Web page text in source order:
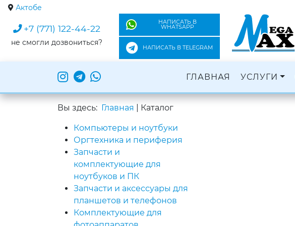
Актобе
+7 (771) 122-44-22
не смогли дозвониться?
НАПИСАТЬ В
WHATSAPP
НАПИСАТЬ В TELEGRAM
ГЛАВНАЯ УСЛУГИ
Вы здесь: Главная Каталог
Компьютеры и ноутбуки
Оргтехника и периферия
Запчасти и
комплектующие для
ноутбуков и ПК
Запчасти и аксессуары для
планшетов и телефонов
Комплектующие для